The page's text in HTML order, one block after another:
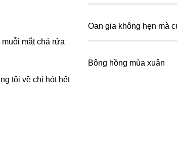
mắt chả rửa
tôi về chị hót hết
Oan gia không hẹn mà
Bông hồng mùa xuân